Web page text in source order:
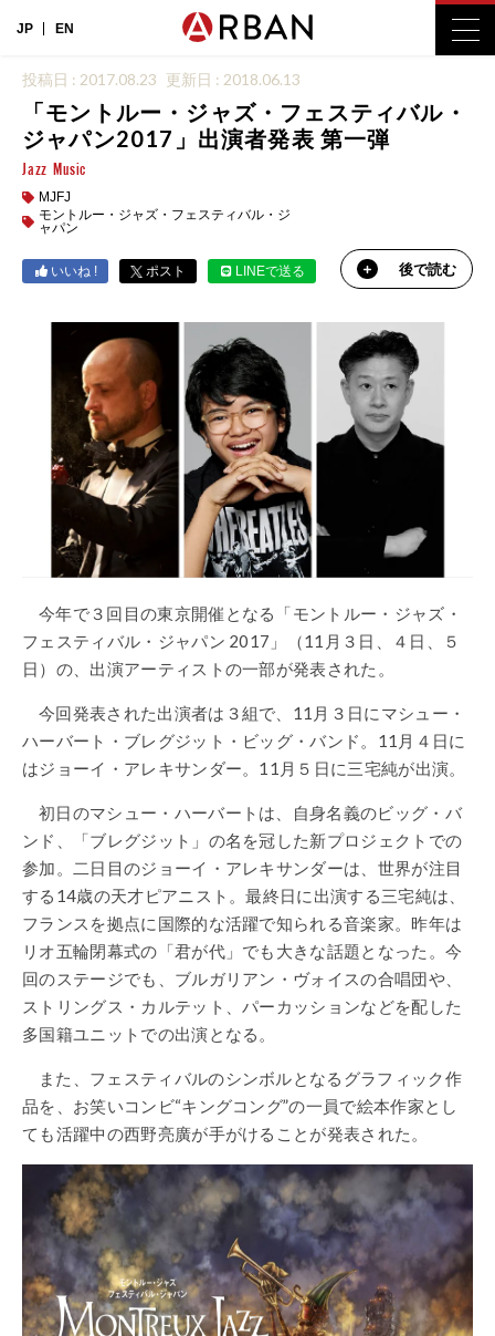
JP EN
投稿日 : 2017.08.23 更新日 : 2018.06.13
「モントルー・ジャズ・フェスティバル・
ジャパン2017」出演者発表 第一弾
Jazz Music
MJFJ
モントルー・ジャズ・フェスティバル・ジ
ャパン
いいね ! ポスト LINEで送る 後で読む
今年で３回目の東京開催となる「モントルー・ジャズ・
フェスティバル・ジャパン 2017」（11月３日、４日、５
日）の、出演アーティストの一部が発表された。
今回発表された出演者は３組で、11月３日にマシュー・
ハーバート・ブレグジット・ビッグ・バンド。11月４日に
はジョーイ・アレキサンダー。11月５日に三宅純が出演。
初日のマシュー・ハーバートは、自身名義のビッグ・バ
ンド、「ブレグジット」の名を冠した新プロジェクトでの
参加。二日目のジョーイ・アレキサンダーは、世界が注目
する14歳の天才ピアニスト。最終日に出演する三宅純は、
フランスを拠点に国際的な活躍で知られる音楽家。昨年は
リオ五輪閉幕式の「君が代」でも大きな話題となった。今
回のステージでも、ブルガリアン・ヴォイスの合唱団や、
ストリングス・カルテット、パーカッションなどを配した
多国籍ユニットでの出演となる。
また、フェスティバルのシンボルとなるグラフィック作
品を、お笑いコンビ“キングコング”の一員で絵本作家とし
ても活躍中の西野亮廣が手がけることが発表された。